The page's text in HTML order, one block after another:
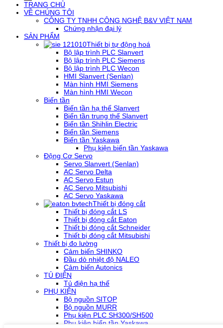
TRANG CHỦ
VỀ CHÚNG TÔI
CÔNG TY TNHH CÔNG NGHỆ B&V VIỆT NAM
Chứng nhận đại lý
SẢN PHẨM
Thiết bị tự động hoá
Bộ lập trình PLC Slanvert
Bộ lập trình PLC Siemens
Bộ lập trình PLC Wecon
HMI Slanvert (Senlan)
Màn hình HMI Siemens
Màn hình HMI Wecon
Biến tần
Biến tần hạ thế Slanvert
Biến tần trung thế Slanvert
Biến tần Shihlin Electric
Biến tần Siemens
Biến tần Yaskawa
Phụ kiện biến tần Yaskawa
Động Cơ Servo
Servo Slanvert (Senlan)
AC Servo Delta
AC Servo Estun
AC Servo Mitsubishi
AC Servo Yaskawa
Thiết bị đóng cắt
Thiết bị đóng cắt LS
Thiết bị đóng cắt Eaton
Thiết bị đóng cắt Schneider
Thiết bị đóng cắt Mitsubishi
Thiết bị đo lường
Cảm biến SHINKO
Đầu dò nhiệt độ NALEO
Cảm biến Autonics
TỦ ĐIỆN
Tủ điện hạ thế
PHỤ KIỆN
Bộ nguồn SITOP
Bộ nguồn MURR
Phụ kiện PLC SH300/SH500
Phụ kiện biến tần Yaskawa